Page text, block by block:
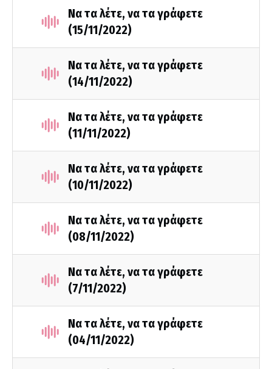
Να τα λέτε, να τα γράφετε
(15/11/2022)
Να τα λέτε, να τα γράφετε
(14/11/2022)
Να τα λέτε, να τα γράφετε
(11/11/2022)
Να τα λέτε, να τα γράφετε
(10/11/2022)
Να τα λέτε, να τα γράφετε
(08/11/2022)
Να τα λέτε, να τα γράφετε
(7/11/2022)
Να τα λέτε, να τα γράφετε
(04/11/2022)